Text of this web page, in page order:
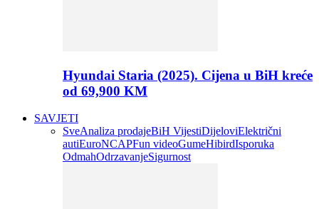
Hyundai Staria (2025). Cijena u BiH kreće
od 69,900 KM
SAVJETI
SveAnaliza prodajeBiH VijestiDijeloviElektrični
autiEuroNCAPFun videoGumeHibirdIsporuka
OdmahOdrzavanjeSigurnost